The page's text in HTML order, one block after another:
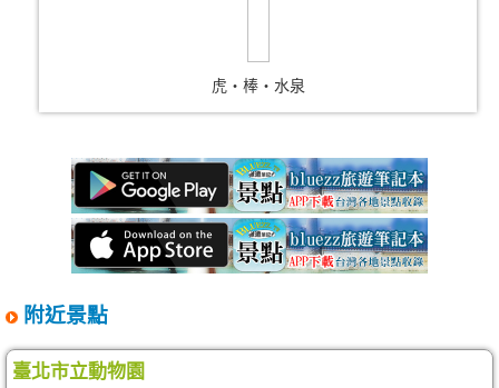
虎‧棒‧水泉
附近景點
臺北市立動物園